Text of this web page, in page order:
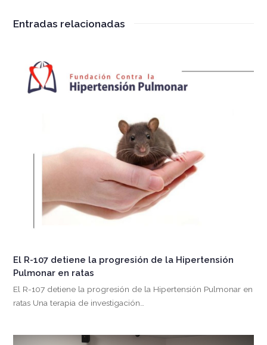
Entradas relacionadas
El R-107 detiene la progresión de la Hipertensión
Pulmonar en ratas
El R-107 detiene la progresión de la Hipertensión Pulmonar en
ratas Una terapia de investigación…